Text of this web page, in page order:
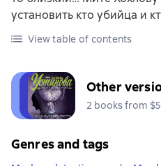
установить кто убийца и
View table of contents
Other
2 books from
Genres and tags